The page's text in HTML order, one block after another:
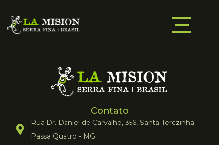
Contato
Rua Dr. Daniel de Carvalho, 356, Santa Terezinha.
Passa Quatro - MG